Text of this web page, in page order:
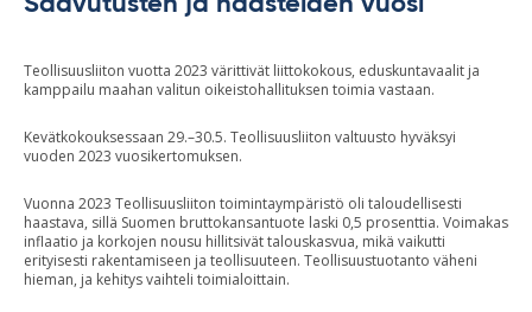
Teollisuusliiton vuotta 2023 värittivät liittokokous, eduskuntavaalit ja
kamppailu maahan valitun oikeistohallituksen toimia vastaan.
Kevätkokouksessaan 29.–30.5. Teollisuusliiton valtuusto hyväksyi
vuoden 2023 vuosikertomuksen.
Vuonna 2023 Teollisuusliiton toimintaympäristö oli taloudellisesti
haastava, sillä Suomen bruttokansantuote laski 0,5 prosenttia. Voimakas
inflaatio ja korkojen nousu hillitsivät talouskasvua, mikä vaikutti
erityisesti rakentamiseen ja teollisuuteen. Teollisuustuotanto väheni
hieman, ja kehitys vaihteli toimialoittain.